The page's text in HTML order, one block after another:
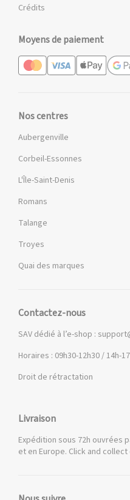
Crédits
Moyens de paiement
Nos centres
Aubergenville
Corbeil-Essonnes
L'Île-Saint-Denis
Romans
Talange
Troyes
Quai des marques
Contactez-nous
SAV dédié à l’e-shop :
Horaires : 09h30-12h30 / 14h-
Droit de rétractation
Livraison
Expédition sous 72h ouvrées
et en Europe. Click and